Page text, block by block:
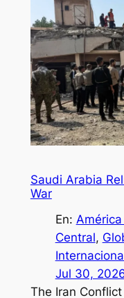
Saudi Arabia
War
En:
Central,
Jul 30,
The Iran